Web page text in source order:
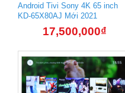
Android Tivi Sony 4K 65 inch
KD-65X80AJ Mới 2021
17,500,000₫